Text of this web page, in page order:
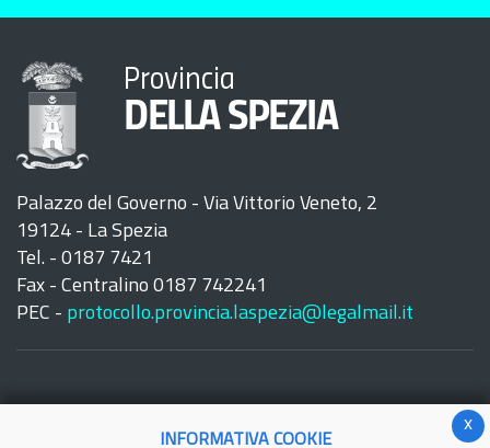
Provincia
DELLA SPEZIA
Palazzo del Governo - Via Vittorio Veneto, 2
19124 - La Spezia
Tel. - 0187 7421
Fax - Centralino 0187 742241
PEC - protocollo.provincia.laspezia@legalmail.it
x
INFORMATIVA COOKIE